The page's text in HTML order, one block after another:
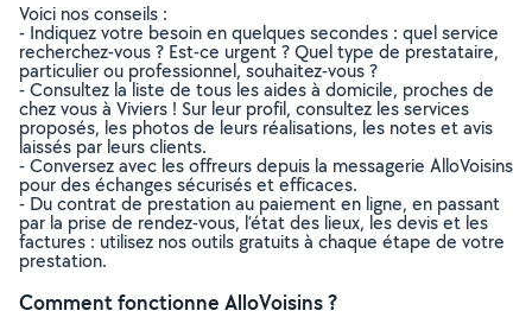
Voici nos conseils :
- Indiquez votre besoin en quelques secondes : quel service
recherchez-vous ? Est-ce urgent ? Quel type de prestataire,
particulier ou professionnel, souhaitez-vous ?
- Consultez la liste de tous les aides à domicile, proches de
chez vous à Viviers ! Sur leur profil, consultez les services
proposés, les photos de leurs réalisations, les notes et avis
laissés par leurs clients.
- Conversez avec les offreurs depuis la messagerie AlloVoisins
pour des échanges sécurisés et efficaces.
- Du contrat de prestation au paiement en ligne, en passant
par la prise de rendez-vous, l’état des lieux, les devis et les
factures : utilisez nos outils gratuits à chaque étape de votre
prestation.
Comment fonctionne AlloVoisins ?